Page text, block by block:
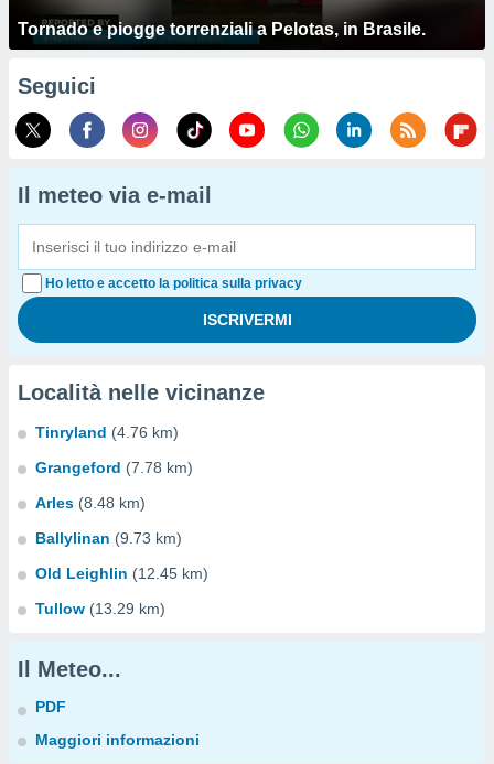
Tornado e piogge torrenziali a Pelotas, in Brasile.
Seguici
Il meteo via e-mail
Ho letto e accetto la politica sulla privacy
Località nelle vicinanze
Tinryland (4.76 km)
Grangeford (7.78 km)
Arles (8.48 km)
Ballylinan (9.73 km)
Old Leighlin (12.45 km)
Tullow (13.29 km)
Il Meteo...
PDF
Maggiori informazioni